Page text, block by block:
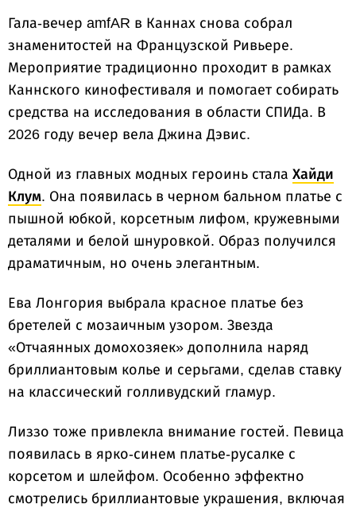
Гала-вечер amfAR в Каннах снова собрал
знаменитостей на Французской Ривьере.
Мероприятие традиционно проходит в рамках
Каннского кинофестиваля и помогает собирать
средства на исследования в области СПИДа. В
2026 году вечер вела Джина Дэвис.
Одной из главных модных героинь стала Хайди
Клум. Она появилась в черном бальном платье с
пышной юбкой, корсетным лифом, кружевными
деталями и белой шнуровкой. Образ получился
драматичным, но очень элегантным.
Ева Лонгория выбрала красное платье без
бретелей с мозаичным узором. Звезда
«Отчаянных домохозяек» дополнила наряд
бриллиантовым колье и серьгами, сделав ставку
на классический голливудский гламур.
Лиззо тоже привлекла внимание гостей. Певица
появилась в ярко-синем платье-русалке с
корсетом и шлейфом. Особенно эффектно
смотрелись бриллиантовые украшения, включая